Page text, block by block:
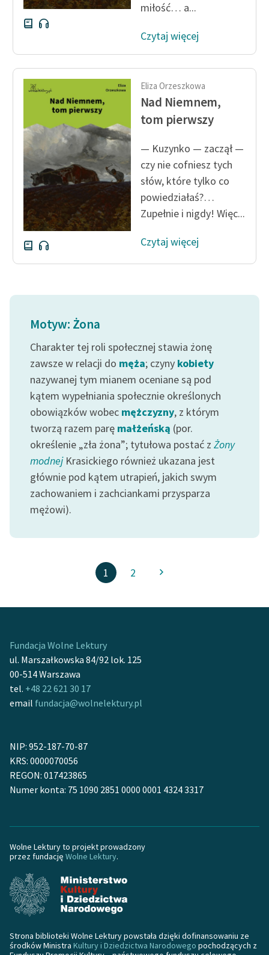
miłość… a...
Czytaj więcej
Eliza Orzeszkowa
Nad Niemnem,
tom pierwszy
— Kuzynko — zaczął —
czy nie cofniesz tych
słów, które tylko co
powiedziałaś?…
Zupełnie i nigdy! Więc...
Czytaj więcej
Motyw: Żona
Charakter tej roli społecznej stawia żonę
zawsze w relacji do męża; czyny kobiety
nazywanej tym mianem oceniane są pod
kątem wypełniania społecznie określonych
obowiązków wobec mężczyzny, z którym
tworzą razem parę małżeńską (por.
określenie „zła żona”; tytułowa postać z Żony
modnejKrasickiego również ukazana jest
głównie pod kątem utrapień, jakich swym
zachowaniem i zachciankami przysparza
mężowi).
1 2
Fundacja Wolne Lektury
ul. Marszałkowska 84/92 lok. 125
00-514 Warszawa
tel. +48 22 621 30 17
email fundacja@wolnelektury.pl
NIP: 952-187-70-87
KRS: 0000070056
REGON: 017423865
Numer konta: 75 1090 2851 0000 0001 4324 3317
Wolne Lektury to projekt prowadzony
przez fundację Wolne Lektury.
Strona biblioteki Wolne Lektury powstała dzięki dofinansowaniu ze
środków Ministra Kultury i Dziedzictwa Narodowego pochodzących z